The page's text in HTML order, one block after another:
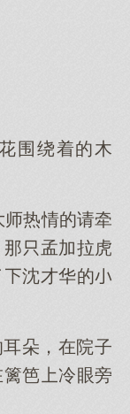
围绕着的木
热情的请牵
孟加拉虎
沈才华的
朵，在院子
笆冷眼旁